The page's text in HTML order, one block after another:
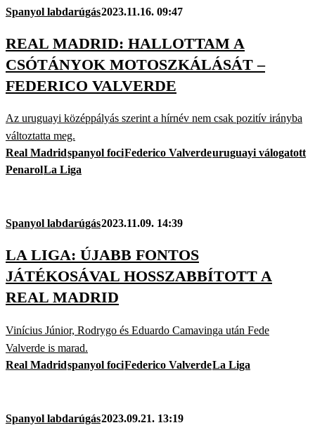
Spanyol labdarúgás2023.11.16. 09:47
REAL MADRID: HALLOTTAM A
CSÓTÁNYOK MOTOSZKÁLÁSÁT –
FEDERICO VALVERDE
Az uruguayi középpályás szerint a hírnév nem csak pozitív irányba
változtatta meg.
Real Madridspanyol fociFederico Valverdeuruguayi válogatott
PenarolLa Liga
Spanyol labdarúgás2023.11.09. 14:39
LA LIGA: ÚJABB FONTOS
JÁTÉKOSÁVAL HOSSZABBÍTOTT A
REAL MADRID
Vinícius Júnior, Rodrygo és Eduardo Camavinga után Fede
Valverde is marad.
Real Madridspanyol fociFederico ValverdeLa Liga
Spanyol labdarúgás2023.09.21. 13:19